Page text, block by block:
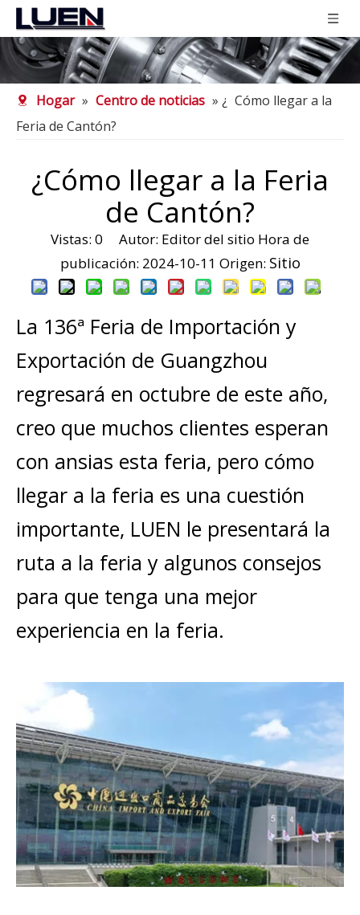
Hogar » Centro de noticias » ¿ Cómo llegar a la
Feria de Cantón?
¿Cómo llegar a la Feria
de Cantón?
Vistas: 0 Autor: Editor del sitio Hora de
publicación: 2024-10-11 Origen: Sitio
La 136ª Feria de Importación y
Exportación de Guangzhou
regresará en octubre de este año,
creo que muchos clientes esperan
con ansias esta feria, pero cómo
llegar a la feria es una cuestión
importante, LUEN le presentará la
ruta a la feria y algunos consejos
para que tenga una mejor
experiencia en la feria.